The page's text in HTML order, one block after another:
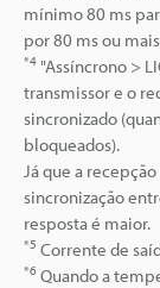
mínimo 80 ms
por 80 ms ou
*4 "Assíncrono >
transmissor e o
sincronizado
bloqueados).
Já que a
sincronização
resposta é maior.
*5 Corrente de
*6 Quando a